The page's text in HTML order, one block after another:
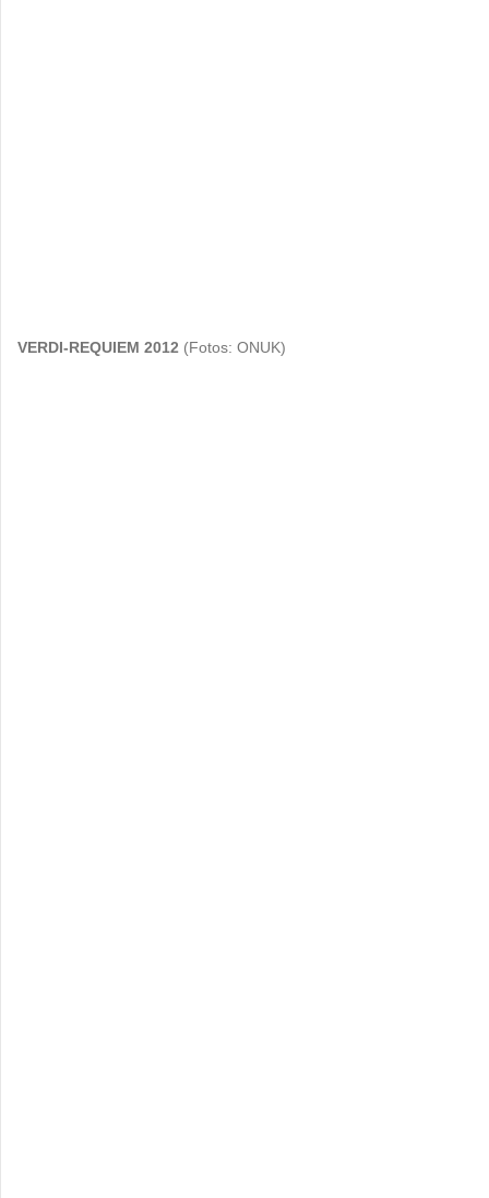
VERDI-REQUIEM 2012 (Fotos: ONUK)